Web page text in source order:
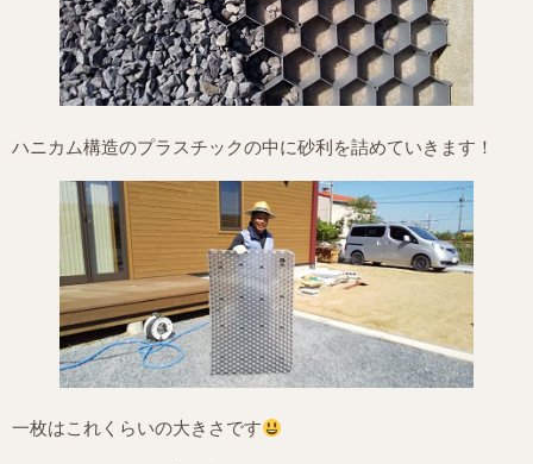
ハニカム構造のプラスチックの中に砂利を詰めていきます！
一枚はこれくらいの大きさです